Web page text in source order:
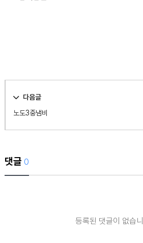
다음글
노도3중냄비
댓글 0
등록된 댓글이 없습